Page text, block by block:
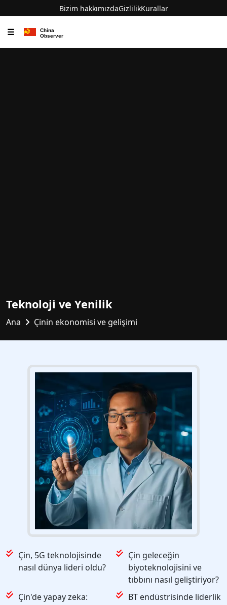
Bizim hakkımızdaGizlilikKurallar
☰
Teknoloji ve Yenilik
Ana Çinin ekonomisi ve gelişimi
Çin, 5G teknolojisinde
nasıl dünya lideri oldu?
Çin geleceğin
biyoteknolojisini ve
tıbbını nasıl geliştiriyor?
Çin'de yapay zeka:
BT endüstrisinde liderlik